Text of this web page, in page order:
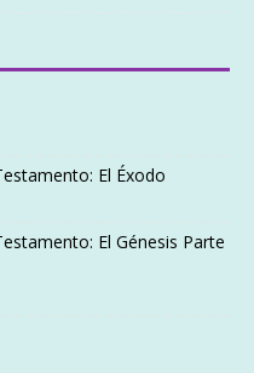
El Éxodo
El Génesis Parte